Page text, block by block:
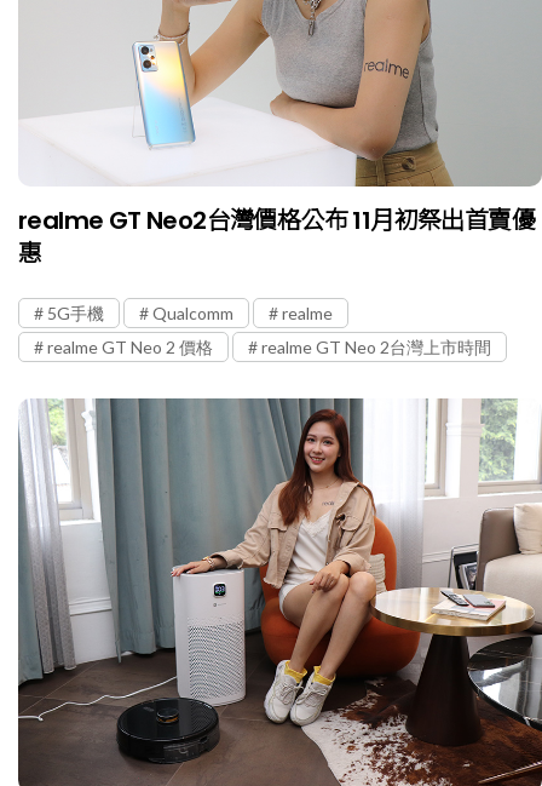
realme GT Neo2台灣價格公布 11月初祭出首賣優
惠
5G手機 Qualcomm
realme
realme GT Neo 2 價格
realme GT Neo 2台灣上市時間